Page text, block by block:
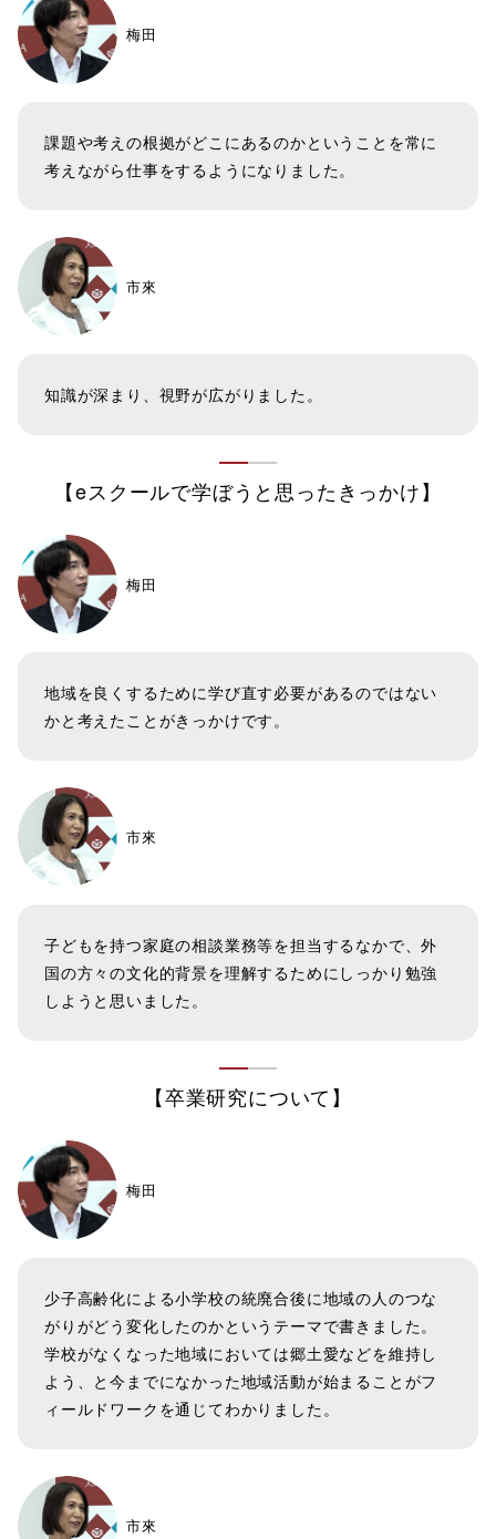
梅田
課題や考えの根拠がどこにあるのかということを常に
考えながら仕事をするようになりました。
市來
知識が深まり、視野が広がりました。
【eスクールで学ぼうと思ったきっかけ】
梅田
地域を良くするために学び直す必要があるのではない
かと考えたことがきっかけです。
市來
子どもを持つ家庭の相談業務等を担当するなかで、外
国の方々の文化的背景を理解するためにしっかり勉強
しようと思いました。
【卒業研究について】
梅田
少子高齢化による小学校の統廃合後に地域の人のつな
がりがどう変化したのかというテーマで書きました。
学校がなくなった地域においては郷土愛などを維持し
よう、と今までになかった地域活動が始まることがフ
ィールドワークを通じてわかりました。
市來